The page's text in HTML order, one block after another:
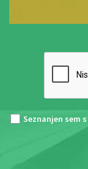
Seznanjen sem s